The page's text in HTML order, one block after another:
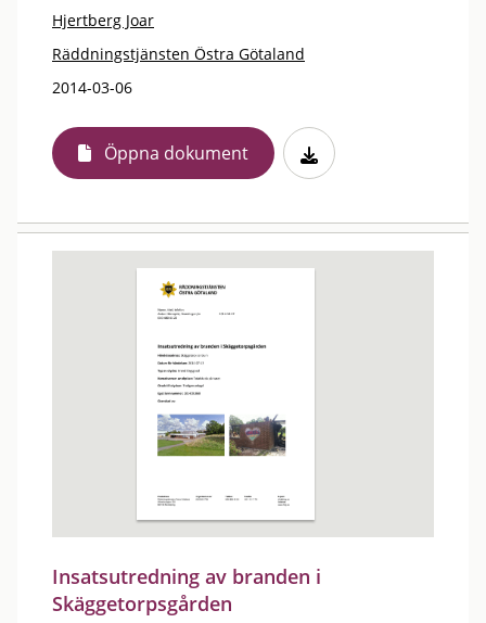
Hjertberg Joar
Räddningstjänsten Östra Götaland
2014-03-06
Öppna dokument
Insatsutredning av branden i
Skäggetorpsgården